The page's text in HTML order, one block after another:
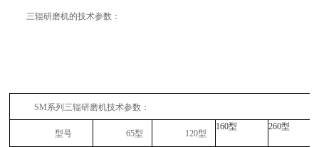
三辊研磨机的技术参数：
SM系列三辊研磨机技术参数：
型号 65型 120型
160型 260型